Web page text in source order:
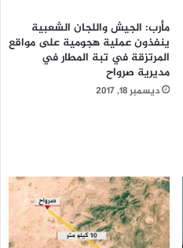
مأرب: الجيش واللجان الشعبية
ينفذون عملية هجومية على مواقع
المرتزقة في تبة المطار في
مديرية صرواح
ديسمبر 18, 2017